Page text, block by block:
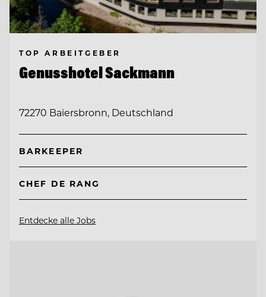
TOP ARBEITGEBER
Genusshotel Sackmann
72270 Baiersbronn, Deutschland
BARKEEPER
CHEF DE RANG
Entdecke alle Jobs